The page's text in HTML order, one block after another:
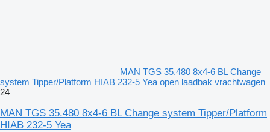
MAN TGS 35.480 8x4-6 BL Change
system Tipper/Platform HIAB 232-5 Yea open laadbak vrachtwagen
24
MAN TGS 35.480 8x4-6 BL Change system Tipper/Platform
HIAB 232-5 Yea